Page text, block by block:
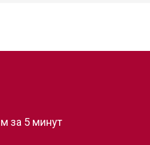
за 5 минут